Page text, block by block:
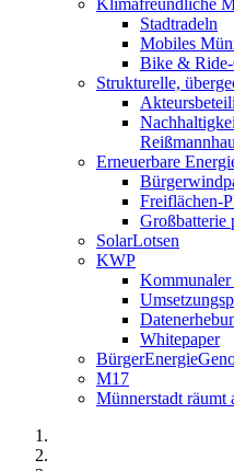
Klimafreundliche
Stadtradeln
Mobiles
Bike &
Strukturelle,
Erneuerbare
Freiflächen-
Großbatterie
SolarLotsen
KWP
Kommunaler
Whitepaper
M17
Münnerstadt räumt